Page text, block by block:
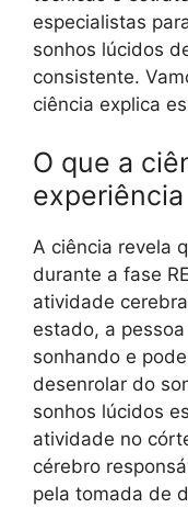
especialistas
sonhos lúcidos
consistente.
ciência explica
O que a
A ciência revela
durante a fase
atividade
estado, a
sonhando e
desenrolar do
sonhos lúcidos
atividade no
cérebro
pela tomada de